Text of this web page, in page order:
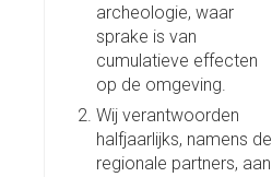
archeologie, waar
sprake is van
cumulatieve effecten
op de omgeving.
Wij verantwoorden
halfjaarlijks, namens de
regionale partners, aan